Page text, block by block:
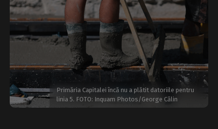
Primăria Capitalei încă nu a plătit datoriile pentru
linia 5. FOTO: Inquam Photos/George Călin